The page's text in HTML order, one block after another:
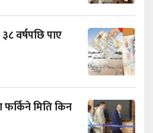
वर्षपछि पाए
मिति किन